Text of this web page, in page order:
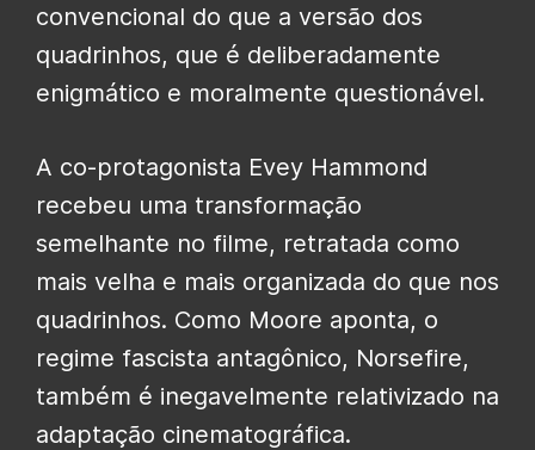
convencional do que a versão dos
quadrinhos, que é deliberadamente
enigmático e moralmente questionável.
A co-protagonista Evey Hammond
recebeu uma transformação
semelhante no filme, retratada como
mais velha e mais organizada do que nos
quadrinhos. Como Moore aponta, o
regime fascista antagônico, Norsefire,
também é inegavelmente relativizado na
adaptação cinematográfica.